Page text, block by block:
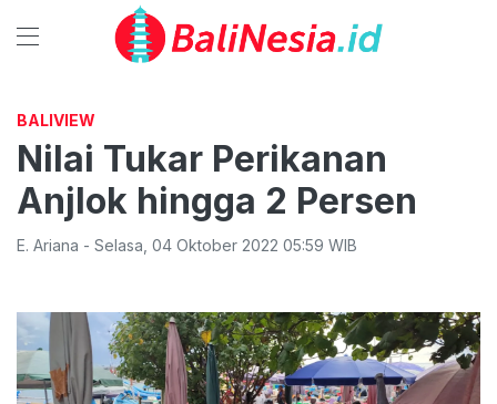
BALIVIEW
Nilai Tukar Perikanan
Anjlok hingga 2 Persen
E. Ariana - Selasa 04 Oktober 2022 05:59 WIB